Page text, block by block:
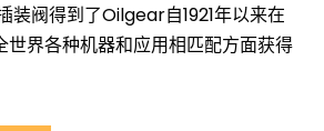
装阀得到了Oilgear自1921年以来在
世界各种机器和应用相匹配方面获得